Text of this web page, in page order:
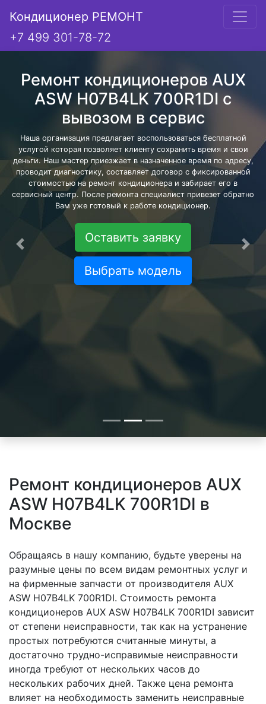
Кондиционер РЕМОНТ
+7 499 301-78-72
Ремонт кондиционеров AUX
ASW H07B4LK 700R1DI с
вывозом в сервис
Наша организация предлагает воспользоваться бесплатной
услугой которая позволяет клиенту сохранить время и свои
деньги. Наш мастер приезжает в назначенное время по адресу,
проводит диагностику, составляет договор с фиксированной
стоимостью на ремонт кондиционера и забирает его в
сервисный центр. После ремонта специалист привезет обратно
Вам уже готовый к работе кондиционер.
Оставить заявку
Выбрать модель
Предыдущая
Ремонт кондиционеров AUX
ASW H07B4LK 700R1DI в
Москве
Обращаясь в нашу компанию, будьте уверены на
разумные цены по всем видам ремонтных услуг и
на фирменные запчасти от производителя AUX
ASW H07B4LK 700R1DI. Стоимость ремонта
кондиционеров AUX ASW H07B4LK 700R1DI зависит
от степени неисправности, так как на устранение
простых потребуются считанные минуты, а
достаточно трудно-исправимые неисправности
иногда требуют от нескольких часов до
нескольких рабочих дней. Также цена ремонта
влияет на необходимость заменить неисправные